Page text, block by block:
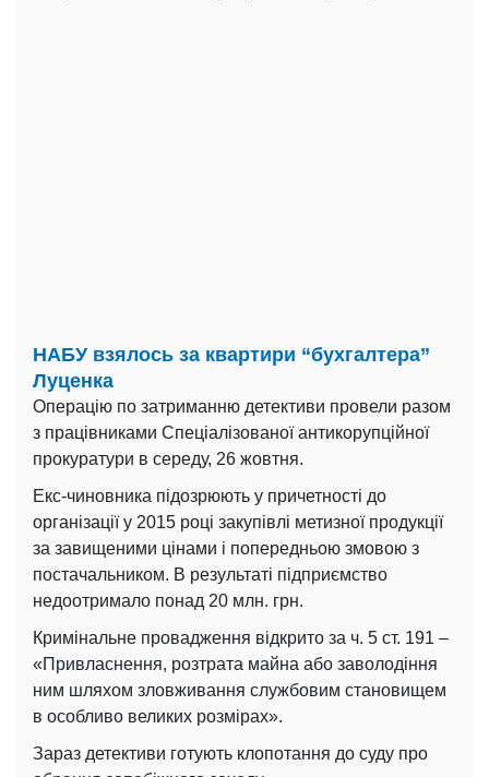
НАБУ взялось за квартири “бухгалтера”
Луценка
Операцію по затриманню детективи провели разом
з працівниками Спеціалізованої антикорупційної
прокуратури в середу, 26 жовтня.
Екс-чиновника підозрюють у причетності до
організації у 2015 році закупівлі метизної продукції
за завищеними цінами і попередньою змовою з
постачальником. В результаті підприємство
недоотримало понад 20 млн. грн.
Кримінальне провадження відкрито за ч. 5 ст. 191 –
«Привласнення, розтрата майна або заволодіння
ним шляхом зловживання службовим становищем
в особливо великих розмірах».
Зараз детективи готують клопотання до суду про